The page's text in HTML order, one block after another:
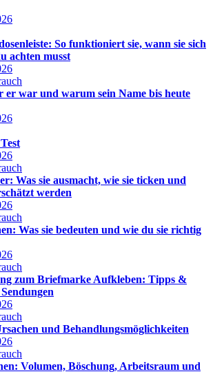
So funktioniert sie, wann sie sich
achten musst
er war und warum sein Name bis heute
Was sie ausmacht, wie sie ticken und
werden
Was sie bedeuten und wie du sie richtig
zum Briefmarke Aufkleben: Tipps &
und Behandlungsmöglichkeiten
Volumen, Böschung, Arbeitsraum und